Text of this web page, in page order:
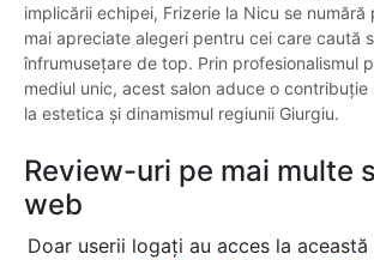
implicării echipei, Frizerie la Nicu se numără
mai apreciate alegeri pentru cei care caută
înfrumusețare de top. Prin profesionalismul
mediul unic, acest salon aduce o contribuție
la estetica și dinamismul regiunii Giurgiu.
Review-uri pe mai multe
web
Doar userii logați au acces la